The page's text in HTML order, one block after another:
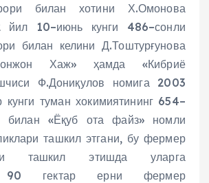
билан хотини Х.Омонова
йил 10–июнь кунги 486–сонли
билан келини Д.Тоштурғунова
Хаж» ҳамда «Кибриё
Ф.Дониқулов номига 2003
кунги туман хокимиятининг 654–
билан «Ёқуб ота файз» номли
ташкил этгани, бу фермер
ташкил этишда уларга
90 гектар ерни фермер